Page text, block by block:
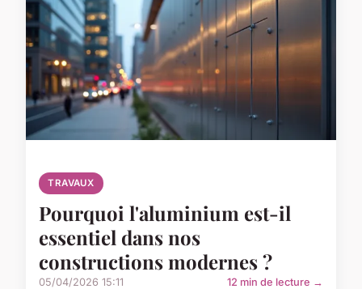
TRAVAUX
Pourquoi l'aluminium est-il
essentiel dans nos
constructions modernes ?
05/04/2026 15:11 12 min de lecture →